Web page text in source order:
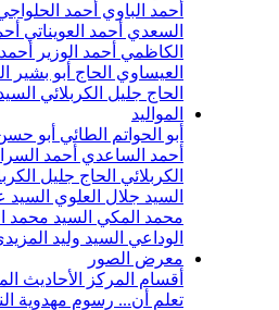
أحمد الباوي أحمد
السعدي أحمد العويناتي
الكاظمي أحمد الوزير
العيساوي الحاج أبو بشير
الحاج جليل الكربلائي
المواليد
أبو الحواتم الطائي أبو
أحمد الساعدي أحمد
الكربلائي الحاج جليل
السيد جلال العلوي
محمد المكي السيد محمد
الوداعي السيد وليد
معرض الصور
أقسام المركز
الأحاديث
تعلم أن... رسوم مهدوية